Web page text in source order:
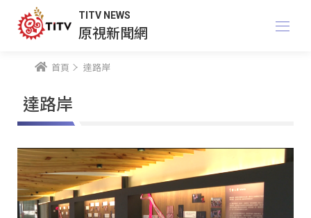
TITV NEWS
原視新聞網
首頁 達路岸
達路岸